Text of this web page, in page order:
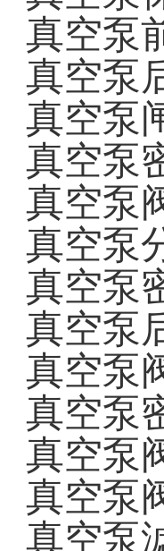
真空泵
真空泵
真空泵
真空泵
真空泵
真空泵
真空泵
真空泵
真空泵
真空泵
真空泵
真空泵
真空泵